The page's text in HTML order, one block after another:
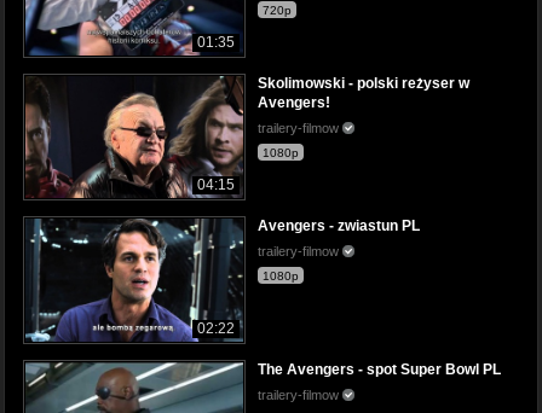
01:35
720p
04:15
Skolimowski - polski reżyser w
Avengers!
trailery-filmow
1080p
02:22
Avengers - zwiastun PL
trailery-filmow
1080p
The Avengers - spot Super Bowl PL
trailery-filmow